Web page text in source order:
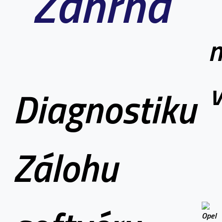
Diagnostiku
Zálohu